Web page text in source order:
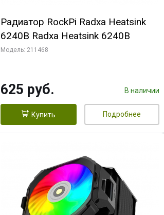
Радиатор RockPi Radxa Heatsink
6240B Radxa Heatsink 6240B
Модель: 211468
625 руб. В наличии
Купить Подробнее